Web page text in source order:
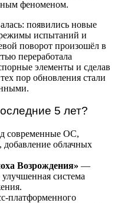
феноменом.
появились новые
испытаний и
поворот произошёл в
переработала
элементы и сделав
пор обновления стали
5 лет?
современные ОС,
облачных
Возрождения» —
система
платформенного